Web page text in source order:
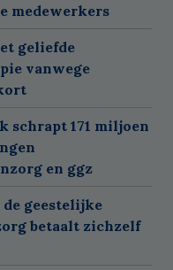
medewerkers
geliefde
vanwege
schrapt 171 miljoen
en ggz
geestelijke
betaalt zichzelf